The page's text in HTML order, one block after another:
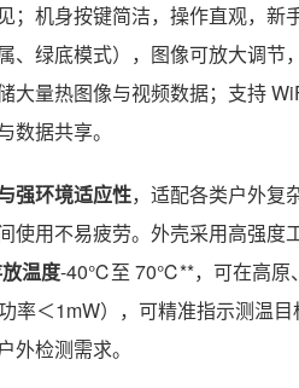
；机身按键简洁，操作直观，
、绿底模式），图像可放大调
大量热图像与视频数据；支持
数据共享。
强环境适应性，适配各类户外复
使用不易疲劳。外壳采用高强
温度-40℃至 70℃**，可在高原
率＜1mW），可精准指示测温
外检测需求。